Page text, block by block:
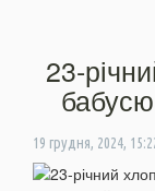
23-
19 грудня, 2024,